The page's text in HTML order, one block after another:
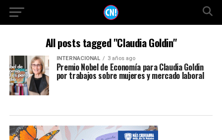
All posts tagged "Claudia Goldin"
INTERNACIONAL 3 años ago
Premio Nobel de Economía para Claudia Goldin
por trabajos sobre mujeres y mercado laboral